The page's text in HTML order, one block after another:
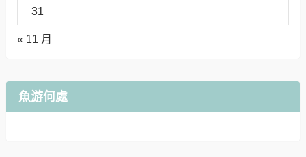
31
« 11 月
魚游何處